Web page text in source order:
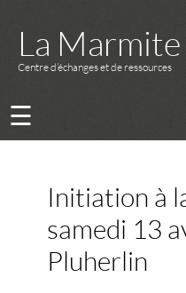
La Marmite
Centre d’échanges et de ressources
☰
Initiation à
samedi 13
Pluherlin